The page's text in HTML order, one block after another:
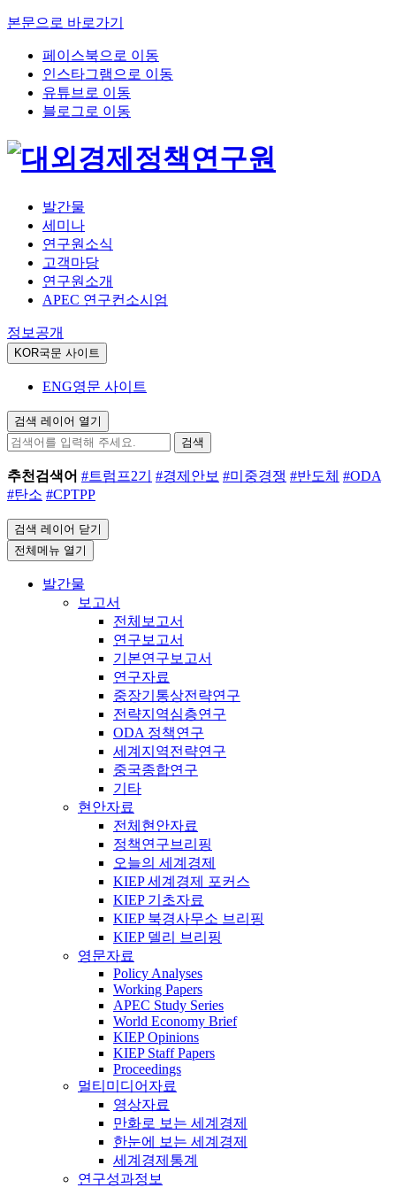
본문으로 바로가기
페이스북으로 이동
인스타그램으로 이동
유튜브로 이동
블로그로 이동
발간물
세미나
연구원소식
고객마당
연구원소개
APEC 연구컨소시엄
정보공개
KOR국문 사이트
ENG영문 사이트
검색 레이어 열기
검색
추천검색어 #트럼프2기 #경제안보 #미중경쟁 #반도체 #ODA
#탄소 #CPTPP
검색 레이어 닫기
전체메뉴 열기
발간물
보고서
전체보고서
연구보고서
기본연구보고서
연구자료
중장기통상전략연구
전략지역심층연구
ODA 정책연구
세계지역전략연구
중국종합연구
기타
현안자료
전체현안자료
정책연구브리핑
오늘의 세계경제
KIEP 세계경제 포커스
KIEP 기초자료
KIEP 북경사무소 브리핑
KIEP 델리 브리핑
영문자료
Policy Analyses
Working Papers
APEC Study Series
World Economy Brief
KIEP Opinions
KIEP Staff Papers
Proceedings
멀티미디어자료
영상자료
만화로 보는 세계경제
한눈에 보는 세계경제
세계경제통계
연구성과정보